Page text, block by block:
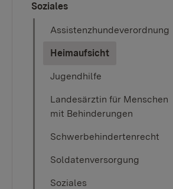
Soziales
Assistenzhundeverordnung
Heimaufsicht(current)
Jugendhilfe
Landesärztin für Menschen
mit Behinderungen
Schwerbehindertenrecht
Soldatenversorgung
Soziales